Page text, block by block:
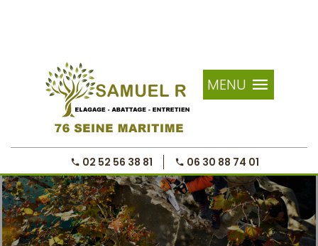
MENU
02 52 56 38 81 06 30 88 74 01